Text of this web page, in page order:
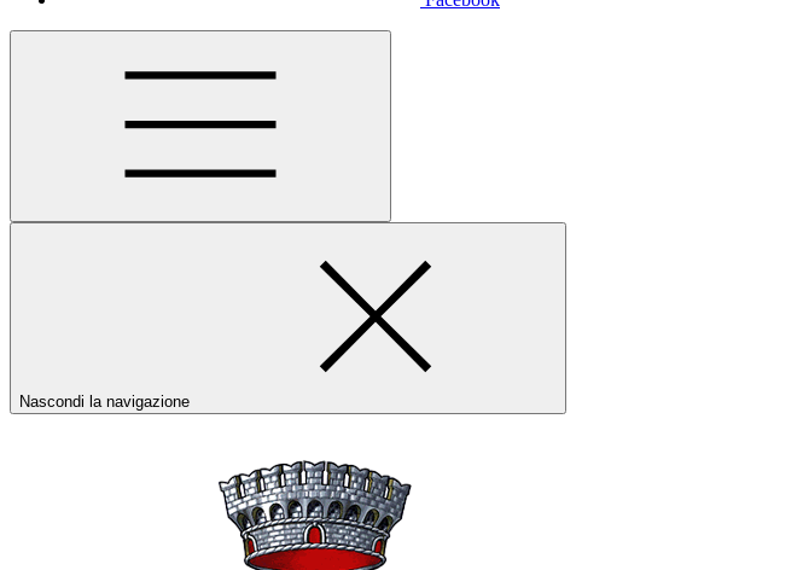
Nascondi la navigazione